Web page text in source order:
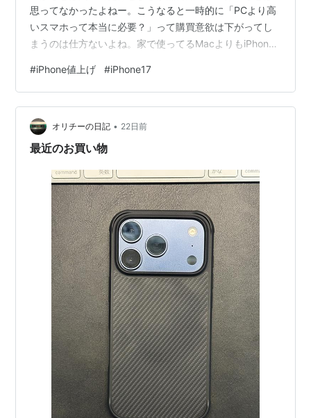
思ってなかったよねー。こうなると一時的に「PCより高
いスマホって本当に必要？」って購買意欲は下がってし
まうのは仕方ないよね。家で使ってるMacよりもiPhone
20万もするスマホなんか。今のマシンがもう限界で、必
要に迫られて仕方ないからコツコツ積立とかしてたわけ
さ。楽天でポイント貯めてギフトカード貯金してたけど
そんなもの今回の値上がりで帳消しだよね。得するとい
うよりできるだけ損しないようにって防衛戦術だわもは
#iPhone値上げ #iPhone17
オリチーの日記 • 22日前
最近のお買い物